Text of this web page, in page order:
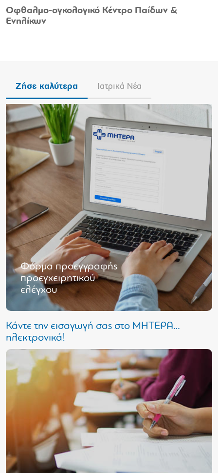
Οφθαλμο-ογκολογικό Κέντρο Παίδων &
Ενηλίκων
Ζήσε καλύτερα Ιατρικά Νέα
Φόρμα προεγγραφής
προεγχειρητικού
ελέγχου
Κάντε την εισαγωγή σας στο ΜΗΤΕΡΑ…
ηλεκτρονικά!